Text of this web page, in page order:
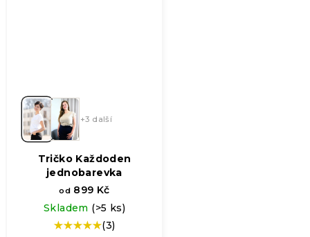
+3 další
Tričko Každoden
jednobarevka
od 899 Kč
Skladem (>5 ks)
Průměrné(3)